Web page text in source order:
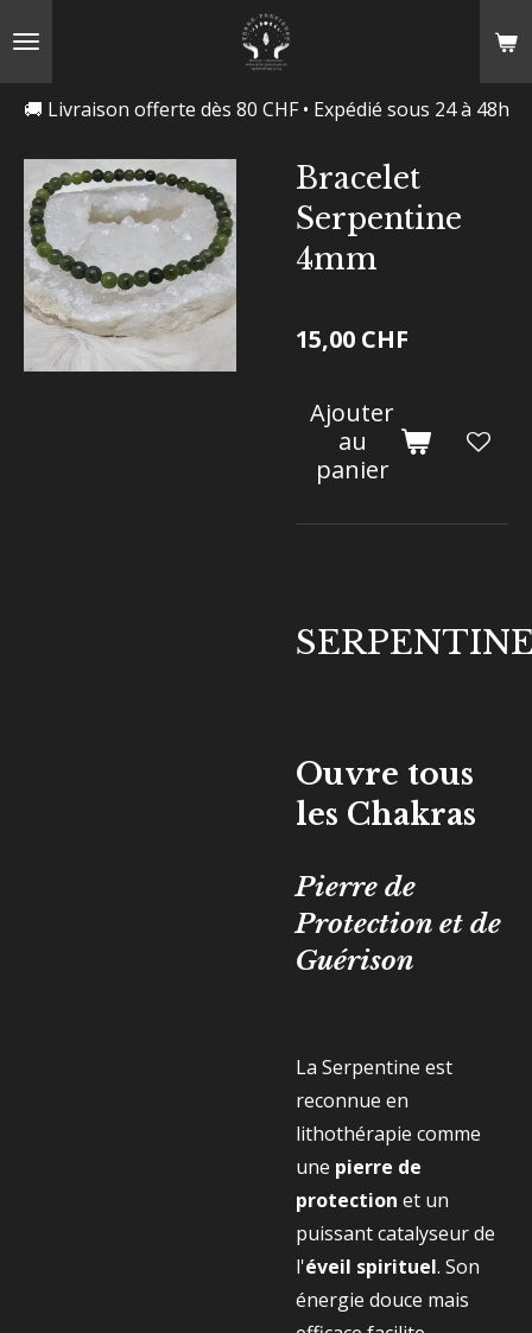
🚚 Livraison offerte dès 80 CHF • Expédié sous 24 à 48h
Bracelet
Serpentine
4mm
15,00 CHF
Ajouter
au
panier
Ouvre tous
les Chakras
Pierre de
Protection et de
Guérison
La Serpentine est
reconnue en
lithothérapie comme
une pierre de
protection et un
puissant catalyseur de
l'éveil spirituel. Son
énergie douce mais